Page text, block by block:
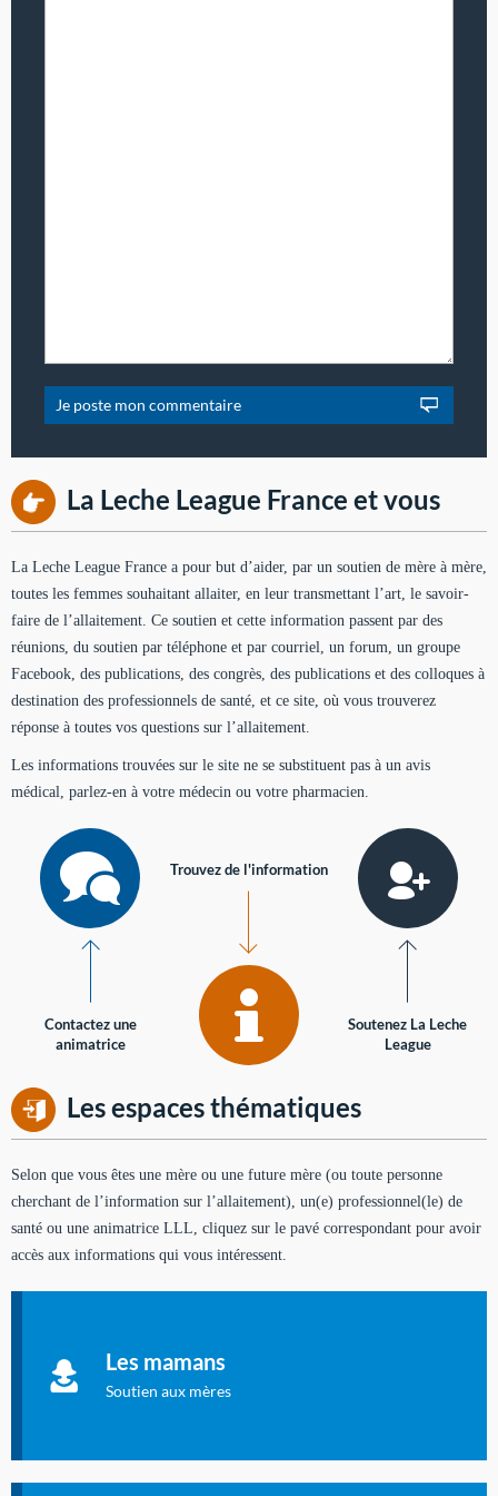
La Leche League France et vous
La Leche League France a pour but d’aider, par un soutien de mère à mère,
toutes les femmes souhaitant allaiter, en leur transmettant l’art, le savoir-
faire de l’allaitement. Ce soutien et cette information passent par des
réunions, du soutien par téléphone et par courriel, un forum, un groupe
Facebook, des publications, des congrès, des publications et des colloques à
destination des professionnels de santé, et ce site, où vous trouverez
réponse à toutes vos questions sur l’allaitement.
Les informations trouvées sur le site ne se substituent pas à un avis
médical, parlez-en à votre médecin ou votre pharmacien.
Contactez une
animatrice
Trouvez de l'information
Soutenez La Leche
League
Les espaces thématiques
Selon que vous êtes une mère ou une future mère (ou toute personne
cherchant de l’information sur l’allaitement), un(e) professionnel(le) de
santé ou une animatrice LLL, cliquez sur le pavé correspondant pour avoir
accès aux informations qui vous intéressent.
Les mamans
Soutien aux mères
à allaiter et vous informer : toutes les rubriques qui
concernent l'allaitement.